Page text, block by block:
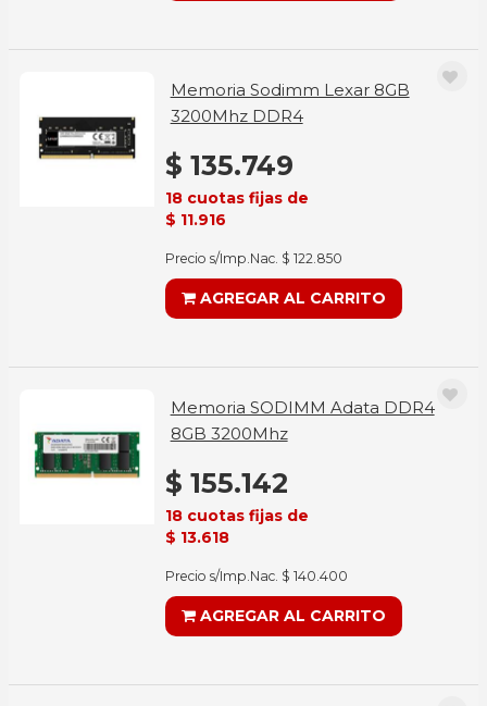
Memoria Sodimm Lexar 8GB
3200Mhz DDR4
$ 135.749
18 cuotas fijas de
$ 11.916
Precio s/Imp.Nac. $ 122.850
AGREGAR AL CARRITO
Memoria SODIMM Adata DDR4
8GB 3200Mhz
$ 155.142
18 cuotas fijas de
$ 13.618
Precio s/Imp.Nac. $ 140.400
AGREGAR AL CARRITO